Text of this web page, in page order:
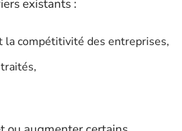
existants :
la compétitivité des entreprises,